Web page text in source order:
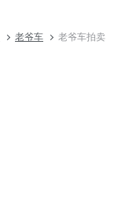
老爷车 老爷车拍卖